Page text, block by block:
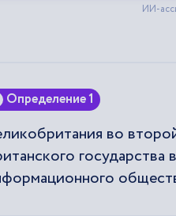
Определение 1
во